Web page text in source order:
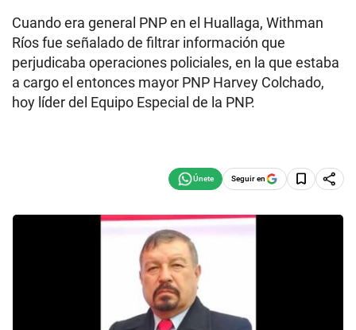
Cuando era general PNP en el Huallaga, Withman
Ríos fue señalado de filtrar información que
perjudicaba operaciones policiales, en la que estaba
a cargo el entonces mayor PNP Harvey Colchado,
hoy líder del Equipo Especial de la PNP.
Seguir en